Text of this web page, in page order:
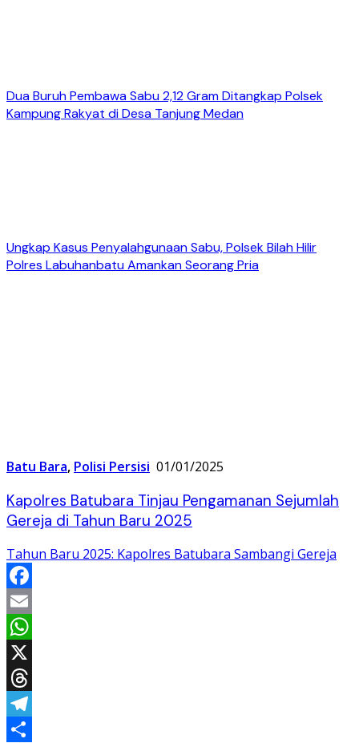
Dua Buruh Pembawa Sabu 2,12 Gram Ditangkap Polsek
Kampung Rakyat di Desa Tanjung Medan
Ungkap Kasus Penyalahgunaan Sabu, Polsek Bilah Hilir
Polres Labuhanbatu Amankan Seorang Pria
Batu Bara, Polisi Persisi 01/01/2025
Kapolres Batubara Tinjau Pengamanan Sejumlah
Gereja di Tahun Baru 2025
Tahun Baru 2025: Kapolres Batubara Sambangi Gereja
Facebook
Email
WhatsApp
X
Threads
Telegram